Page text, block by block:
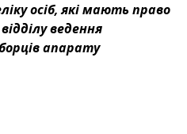
осіб, які мають право
ведення
апарату